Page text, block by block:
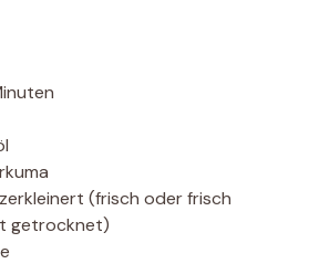
(frisch oder frisch
getrocknet)